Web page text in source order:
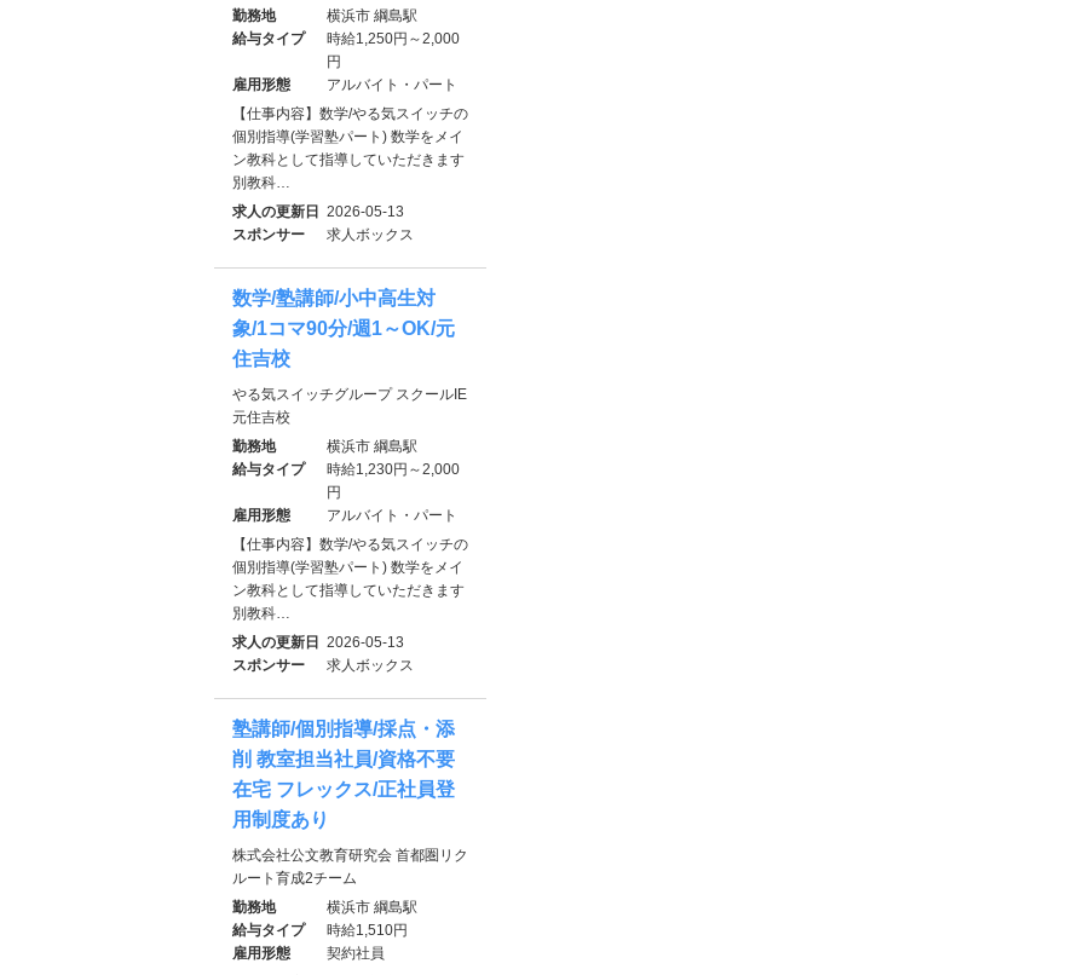
勤務地
横浜市 綱島駅
給与タイプ
時給1,250円～2,000
円
雇用形態
アルバイト・パート
【仕事内容】数学/やる気スイッチの
個別指導(学習塾パート) 数学をメイ
ン教科として指導していただきます
別教科…
求人の更新日 2026-05-13
スポンサー
求人ボックス
数学/塾講師/小中高生対
象/1コマ90分/週1～OK/元
住吉校
やる気スイッチグループ スクールIE
元住吉校
勤務地
横浜市 綱島駅
給与タイプ
時給1,230円～2,000
円
雇用形態
アルバイト・パート
【仕事内容】数学/やる気スイッチの
個別指導(学習塾パート) 数学をメイ
ン教科として指導していただきます
別教科…
求人の更新日 2026-05-13
スポンサー
求人ボックス
塾講師/個別指導/採点・添
削 教室担当社員/資格不要
在宅 フレックス/正社員登
用制度あり
株式会社公文教育研究会 首都圏リク
ルート育成2チーム
勤務地
横浜市 綱島駅
給与タイプ
時給1,510円
雇用形態
契約社員